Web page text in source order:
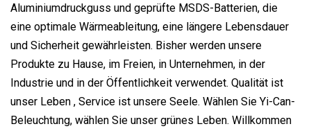
Aluminiumdruckguss und geprüfte MSDS-Batterien, die
eine optimale Wärmeableitung, eine längere Lebensdauer
und Sicherheit gewährleisten. Bisher werden unsere
Produkte zu Hause, im Freien, in Unternehmen, in der
Industrie und in der Öffentlichkeit verwendet. Qualität ist
unser Leben , Service ist unsere Seele. Wählen Sie Yi-Can-
Beleuchtung, wählen Sie unser grünes Leben. Willkommen